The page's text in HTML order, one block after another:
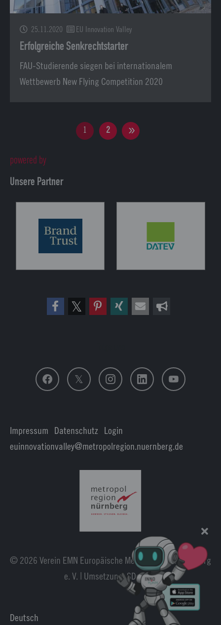
25.11.2020 EU Innovation Valley
Erfolgreiche Senkrechtstarter
FAU-Studierende siegen bei internationalem
Wettbewerb New Flying Competition 2020
1 2
Unsere Partner
powered by
Impressum Datenschutz
Login
euinnovationvalley@metropolregion.nuernberg.de
© 2026 Verein EMN Europäische Metropolregion Nürnberg
e. V. | Umsetzung:SDesign.
Deutsch